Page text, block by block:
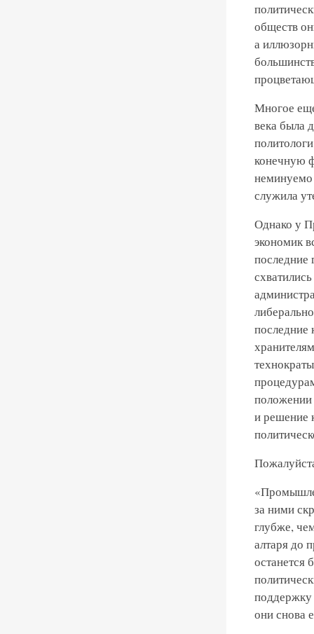
обществ
а
Многое
века была
конечную
неминуемо
служила
Однако у
экономик
последние
последние
положении
и решение
за ними
глубже,
алтаря до
останется
они снова